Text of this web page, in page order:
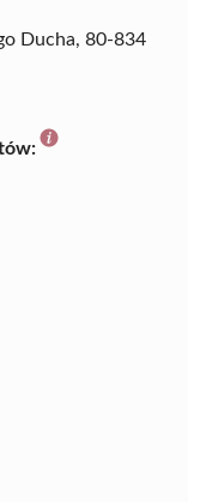
Ducha, 80-834